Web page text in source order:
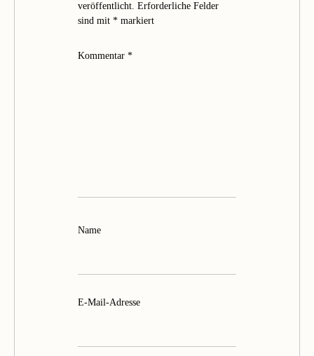
veröffentlicht. Erforderliche Felder
sind mit * markiert
Kommentar *
Name
E-Mail-Adresse